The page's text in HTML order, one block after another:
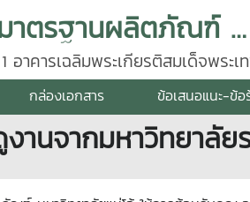
สถาบันบริการตรวจสอบคุณภาพและมาตรฐานผลิตภัณฑ์ มหาวิทยาลัยแม่โจ้
คารเฉลิมพระเกียรติสมเด็จพระเ
กล่องเอกสาร ข้อเสนอแนะ-ข้อ
านจากมหาวิทยาลั